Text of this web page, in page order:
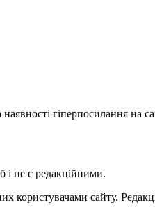
гіперпосилання на
і не є редакційними.
користувачами сайту.